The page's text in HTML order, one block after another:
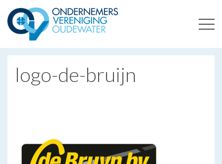
ONDERNEMERSVERENIGING OUDEWATER
logo-de-bruijn